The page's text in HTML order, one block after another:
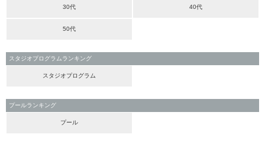
30代 40代
50代
スタジオプログラムランキング
スタジオプログラム
プールランキング
プール